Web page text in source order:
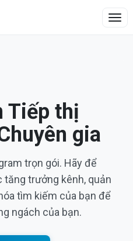
Tiếp thị
gia
trọn gói. Hãy để
tăng trưởng kênh, quản
tìm kiếm của bạn để
ngách của bạn.